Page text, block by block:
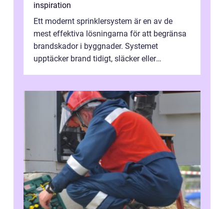
inspiration
Ett modernt sprinklersystem är en av de
mest effektiva lösningarna för att begränsa
brandskador i byggnader. Systemet
upptäcker brand tidigt, släcker eller